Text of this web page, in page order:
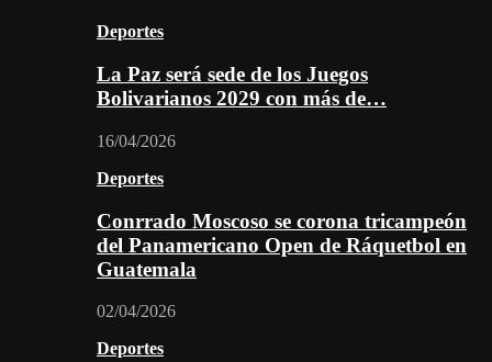
Deportes
La Paz será sede de los Juegos
Bolivarianos 2029 con más de…
16/04/2026
Deportes
Conrrado Moscoso se corona tricampeón
del Panamericano Open de Ráquetbol en
Guatemala
02/04/2026
Deportes